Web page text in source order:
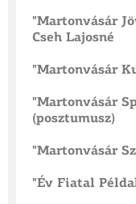
"Martonvásár
Cseh Lajosné
"Martonvásár
"Martonvásár
(posztumusz)
"Martonvásár
"Év Fiatal